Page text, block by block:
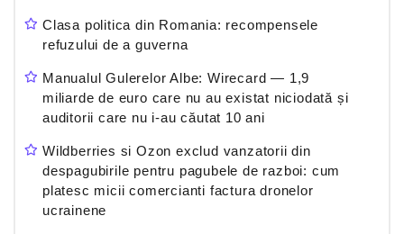
Clasa politica din Romania: recompensele
refuzului de a guverna
Manualul Gulerelor Albe: Wirecard — 1,9
miliarde de euro care nu au existat niciodată și
auditorii care nu i-au căutat 10 ani
Wildberries si Ozon exclud vanzatorii din
despagubirile pentru pagubele de razboi: cum
platesc micii comercianti factura dronelor
ucrainene